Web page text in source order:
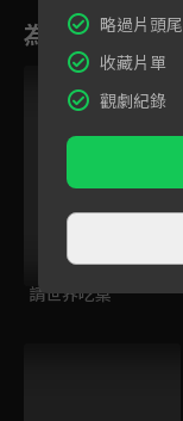
為您推薦
跟播中
請世界吃桌
略過片頭尾
收藏片單
觀劇紀錄